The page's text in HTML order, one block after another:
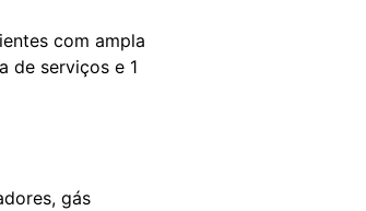
com ampla
de serviços e 1
gás